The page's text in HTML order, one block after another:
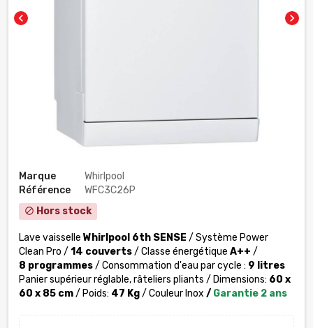
chevron_left chevron_right
Marque
Whirlpool
Référence
WFC3C26P
block Hors stock
Lave vaisselle Whirlpool 6th SENSE / Système Power
Clean Pro / 14 couverts/ Classe énergétique A++ /
8 programmes/ Consommation d'eau par cycle : 9 litres
Panier supérieur réglable, râteliers pliants / Dimensions: 60 x
60 x 85 cm/ Poids: 47 Kg/ Couleur Inox / Garantie 2 ans